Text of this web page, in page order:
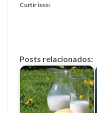
Curtir isso:
Posts relacionados: